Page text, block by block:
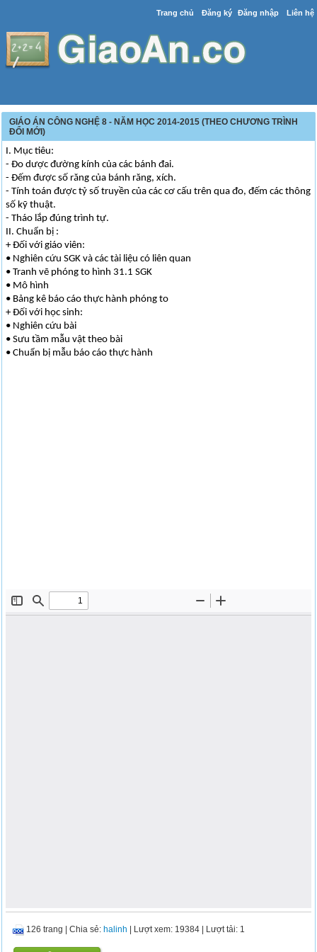
Trang chủ Đăng ký Đăng nhập Liên hệ
GIÁO ÁN CÔNG NGHỆ 8 - NĂM HỌC 2014-2015 (THEO CHƯƠNG TRÌNH
ĐỔI MỚI)
I. Mục tiêu:
- Đo dược đường kính của các bánh đai.
- Đếm được số răng của bánh răng, xích.
- Tính toán được tỷ số truyền của các cơ cấu trên qua đo, đếm các thông
số kỹ thuật.
- Tháo lắp đúng trình tự.
II. Chuẩn bị :
+ Đối với giáo viên:
• Nghiên cứu SGK và các tài liệu có liên quan
• Tranh vẽ phóng to hình 31.1 SGK
• Mô hình
• Bảng kê báo cáo thực hành phóng to
+ Đối với học sinh:
• Nghiên cứu bài
• Sưu tầm mẫu vật theo bài
• Chuẩn bị mẫu báo cáo thực hành
126 trang |Chia sẻ: halinh | Lượt xem: 19384 | Lượt tải: 1